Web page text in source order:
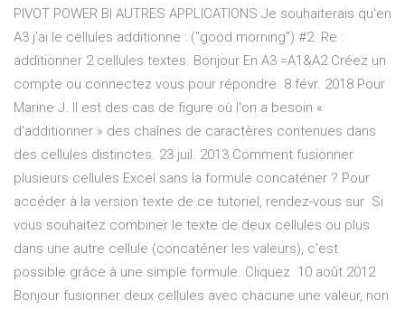
PIVOT POWER BI AUTRES APPLICATIONS Je souhaiterais qu'en
A3 j'ai le cellules additionne : ("good morning") #2. Re :
additionner 2 cellules textes. Bonjour En A3 =A1&A2 Créez un
compte ou connectez vous pour répondre. 8 févr. 2018 Pour
Marine J. Il est des cas de figure où l'on a besoin «
d'additionner » des chaînes de caractères contenues dans
des cellules distinctes. 23 juil. 2013 Comment fusionner
plusieurs cellules Excel sans la formule concaténer ? Pour
accéder à la version texte de ce tutoriel, rendez-vous sur Si
vous souhaitez combiner le texte de deux cellules ou plus
dans une autre cellule (concaténer les valeurs), c'est
possible grâce à une simple formule. Cliquez 10 août 2012
Bonjour fusionner deux cellules avec chacune une valeur, non